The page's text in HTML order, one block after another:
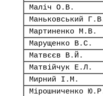
Маліч О.В.
Маньковський
Мартиненко М.В.
Марущенко В.С.
Матвєєв В.Й.
Матвійчук Е.Л.
Мирний І.М.
Мірошниченко